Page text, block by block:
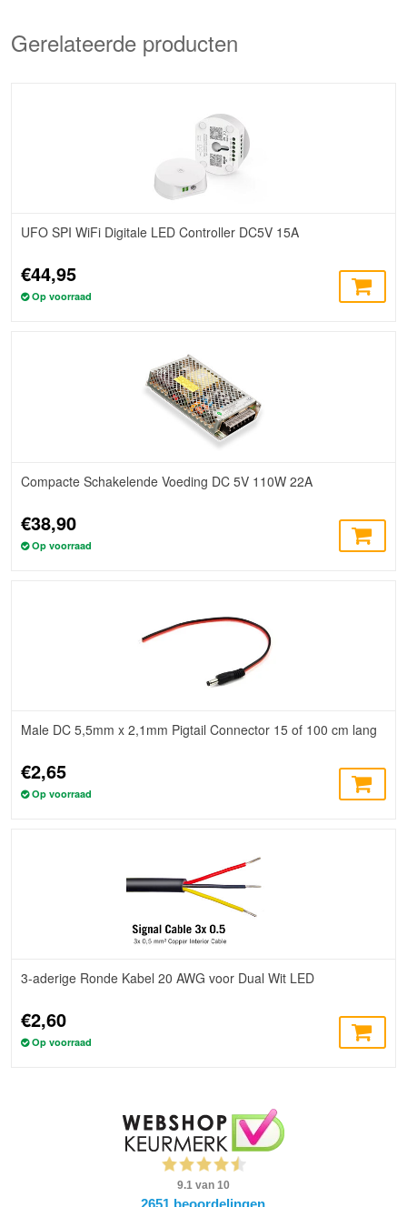
Gerelateerde producten
UFO SPI WiFi Digitale LED Controller DC5V 15A
€44,95
Op voorraad
Compacte Schakelende Voeding DC 5V 110W 22A
€38,90
Op voorraad
Male DC 5,5mm x 2,1mm Pigtail Connector 15 of 100 cm lang
€2,65
Op voorraad
3-aderige Ronde Kabel 20 AWG voor Dual Wit LED
€2,60
Op voorraad